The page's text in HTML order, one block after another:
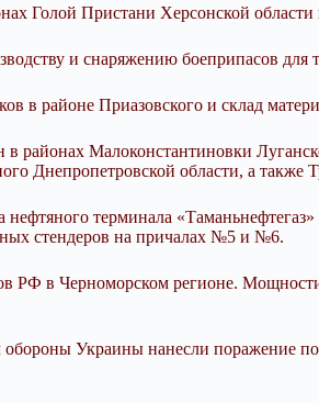
Голой Пристани Херсонской
и снаряжению боеприпасов для
в районе Приазовского и склад
районах Малоконстантиновки
Днепропетровской области, а также
терминала
стендеров на причалах №5 и №6.
РФ в Черноморском регионе.
Украины нанесли поражение